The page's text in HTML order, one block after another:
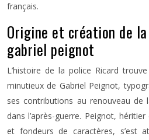
français.
Origine et création de
gabriel peignot
L’histoire de la police Ricard
minutieux de Gabriel Peignot,
ses contributions au renouveau de
dans l’après-guerre. Peignot, héritier
et fondeurs de caractères, s’est